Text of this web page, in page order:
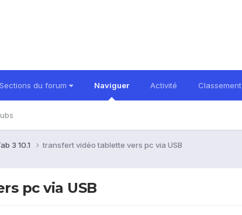
Sections du forum Naviguer Activité Classement
3 10.1 transfert vidéo tablette vers pc via USB
pc via USB